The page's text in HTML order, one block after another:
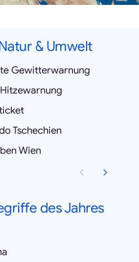
& Umwelt
Gewitterwarnung
Tschechien
Wien
des Jahres